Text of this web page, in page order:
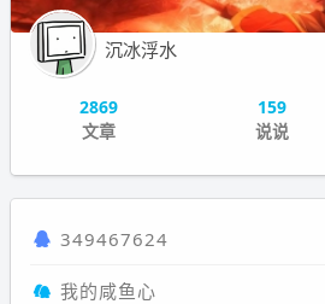
沉冰浮水
2869
文章
159
说说
349467624
我的咸鱼心